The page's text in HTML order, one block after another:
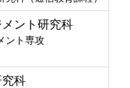
ント研究科
ント専攻
科